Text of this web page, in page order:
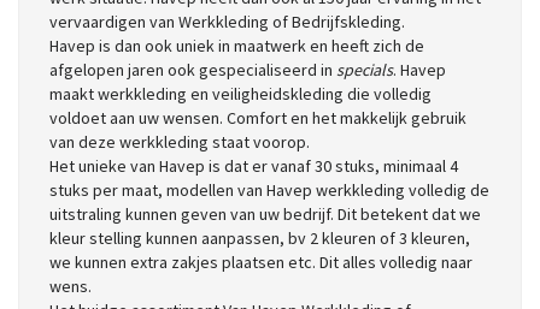
vervaardigen van Werkkleding of Bedrijfskleding.
Havep is dan ook uniek in maatwerk en heeft zich de
afgelopen jaren ook gespecialiseerd in specials. Havep
maakt werkkleding en veiligheidskleding die volledig
voldoet aan uw wensen. Comfort en het makkelijk gebruik
van deze werkkleding staat voorop.
Het unieke van Havep is dat er vanaf 30 stuks, minimaal 4
stuks per maat, modellen van Havep werkkleding volledig de
uitstraling kunnen geven van uw bedrijf. Dit betekent dat we
kleur stelling kunnen aanpassen, bv 2 kleuren of 3 kleuren,
we kunnen extra zakjes plaatsen etc. Dit alles volledig naar
wens.